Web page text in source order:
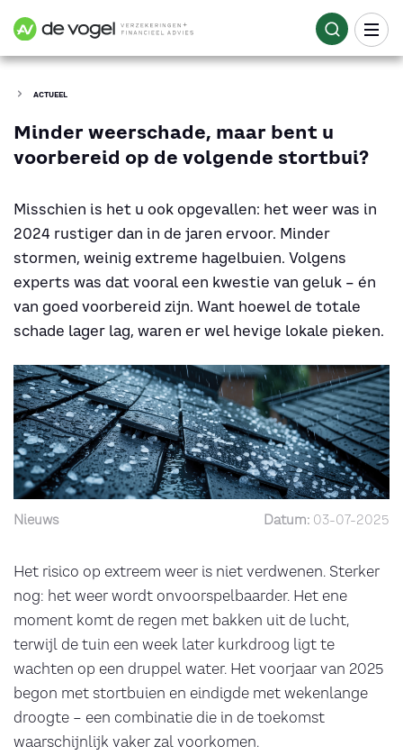
ACTUEEL
Minder weerschade, maar bent u
voorbereid op de volgende stortbui?
Misschien is het u ook opgevallen: het weer was in
2024 rustiger dan in de jaren ervoor. Minder
stormen, weinig extreme hagelbuien. Volgens
experts was dat vooral een kwestie van geluk – én
van goed voorbereid zijn. Want hoewel de totale
schade lager lag, waren er wel hevige lokale pieken.
Nieuws Datum: 03-07-2025
Het risico op extreem weer is niet verdwenen. Sterker
nog: het weer wordt onvoorspelbaarder. Het ene
moment komt de regen met bakken uit de lucht,
terwijl de tuin een week later kurkdroog ligt te
wachten op een druppel water. Het voorjaar van 2025
begon met stortbuien en eindigde met wekenlange
droogte – een combinatie die in de toekomst
waarschijnlijk vaker zal voorkomen.